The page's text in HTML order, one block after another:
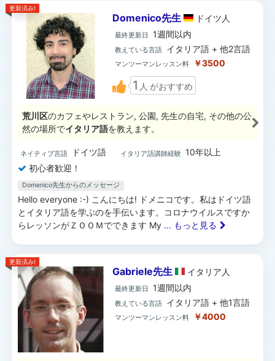
更新済み!
Domenico先生 ドイツ 人
最終更新日 1週間以内
教えている言語 イタリア語 + 他2言語
マンツーマンレッスン料 ￥3500
1 人 がおすすめ
荒川区のカフェやレストラン, 公園, 先生の自宅, その他の公
然の場所でイタリア語を教えます。
ネイティブ言語 ドイツ語 イタリア語講師経験 10年以上
初心者歓迎！
Domenico先生からのメッセージ
Hello everyone :-) こんにちは! ドメニコです。私はドイツ語
とイタリア語を学ぶのを手伝います。コロナウイルスですか
らレッソンがＺＯＯＭでできます My ... もっと見る
更新済み!
Gabriele先生 イタリア 人
最終更新日 1週間以内
教えている言語 イタリア語 + 他1言語
マンツーマンレッスン料 ￥4000